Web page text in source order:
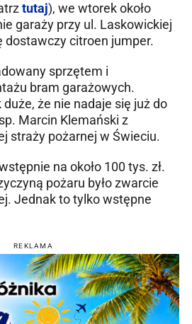
tutaj), we wtorek około
garaży przy ul. Laskowickiej
dostawczy citroen jumper.
sprzętem i
bram garażowych.
że nie nadaje się już do
Marcin Klemański z
straży pożarnej w Świeciu.
na około 100 tys. zł.
pożaru było zwarcie
Jednak to tylko wstępne
REKLAMA